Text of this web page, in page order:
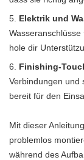
Elektrik und
hole dir
Finishing-
Verbindungen und
bereit für den
Mit dieser
problemlos
während des